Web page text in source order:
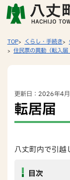
TOP くらし・手続き
住民票の異動（転入
更新日：2026年4
転居届
八丈町内で引越
目次